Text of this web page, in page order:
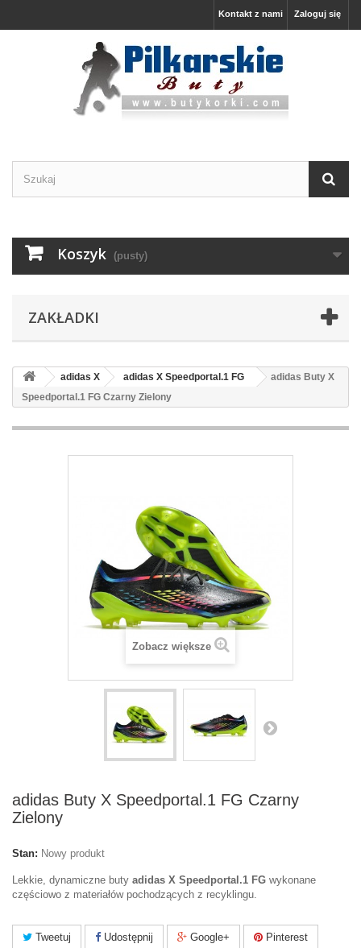
Zaloguj się
Kontakt z nami
Koszyk (pusty)
ZAKŁADKI
adidas X adidas X Speedportal.1 FG
adidas Buty X
Speedportal.1 FG Czarny Zielony
Zobacz większe
adidas Buty X Speedportal.1 FG Czarny
Zielony
Stan: Nowy produkt
Lekkie, dynamiczne buty adidas X Speedportal.1 FG wykonane
częściowo z materiałów pochodzących z recyklingu.
Tweetuj Udostępnij Google+ Pinterest